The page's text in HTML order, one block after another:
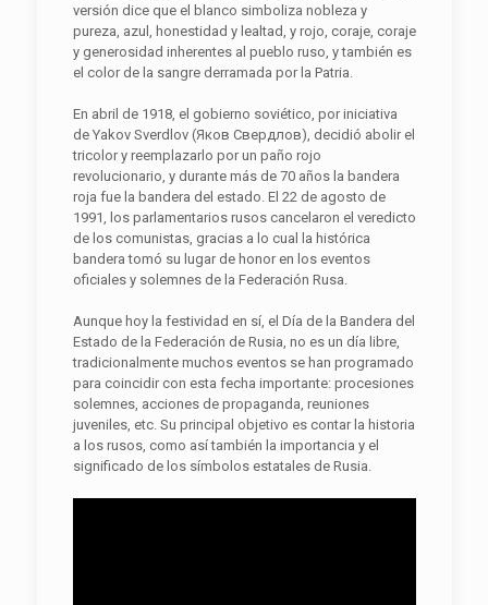
versión dice que el blanco simboliza nobleza y
pureza, azul, honestidad y lealtad, y rojo, coraje, coraje
y generosidad inherentes al pueblo ruso, y también es
el color de la sangre derramada por la Patria.
En abril de 1918, el gobierno soviético, por iniciativa
de Yakov Sverdlov (Яков Свердлов), decidió abolir el
tricolor y reemplazarlo por un paño rojo
revolucionario, y durante más de 70 años la bandera
roja fue la bandera del estado. El 22 de agosto de
1991, los parlamentarios rusos cancelaron el veredicto
de los comunistas, gracias a lo cual la histórica
bandera tomó su lugar de honor en los eventos
oficiales y solemnes de la Federación Rusa.
Aunque hoy la festividad en sí, el Día de la Bandera del
Estado de la Federación de Rusia, no es un día libre,
tradicionalmente muchos eventos se han programado
para coincidir con esta fecha importante: procesiones
solemnes, acciones de propaganda, reuniones
juveniles, etc. Su principal objetivo es contar la historia
a los rusos, como así también la importancia y el
significado de los símbolos estatales de Rusia.